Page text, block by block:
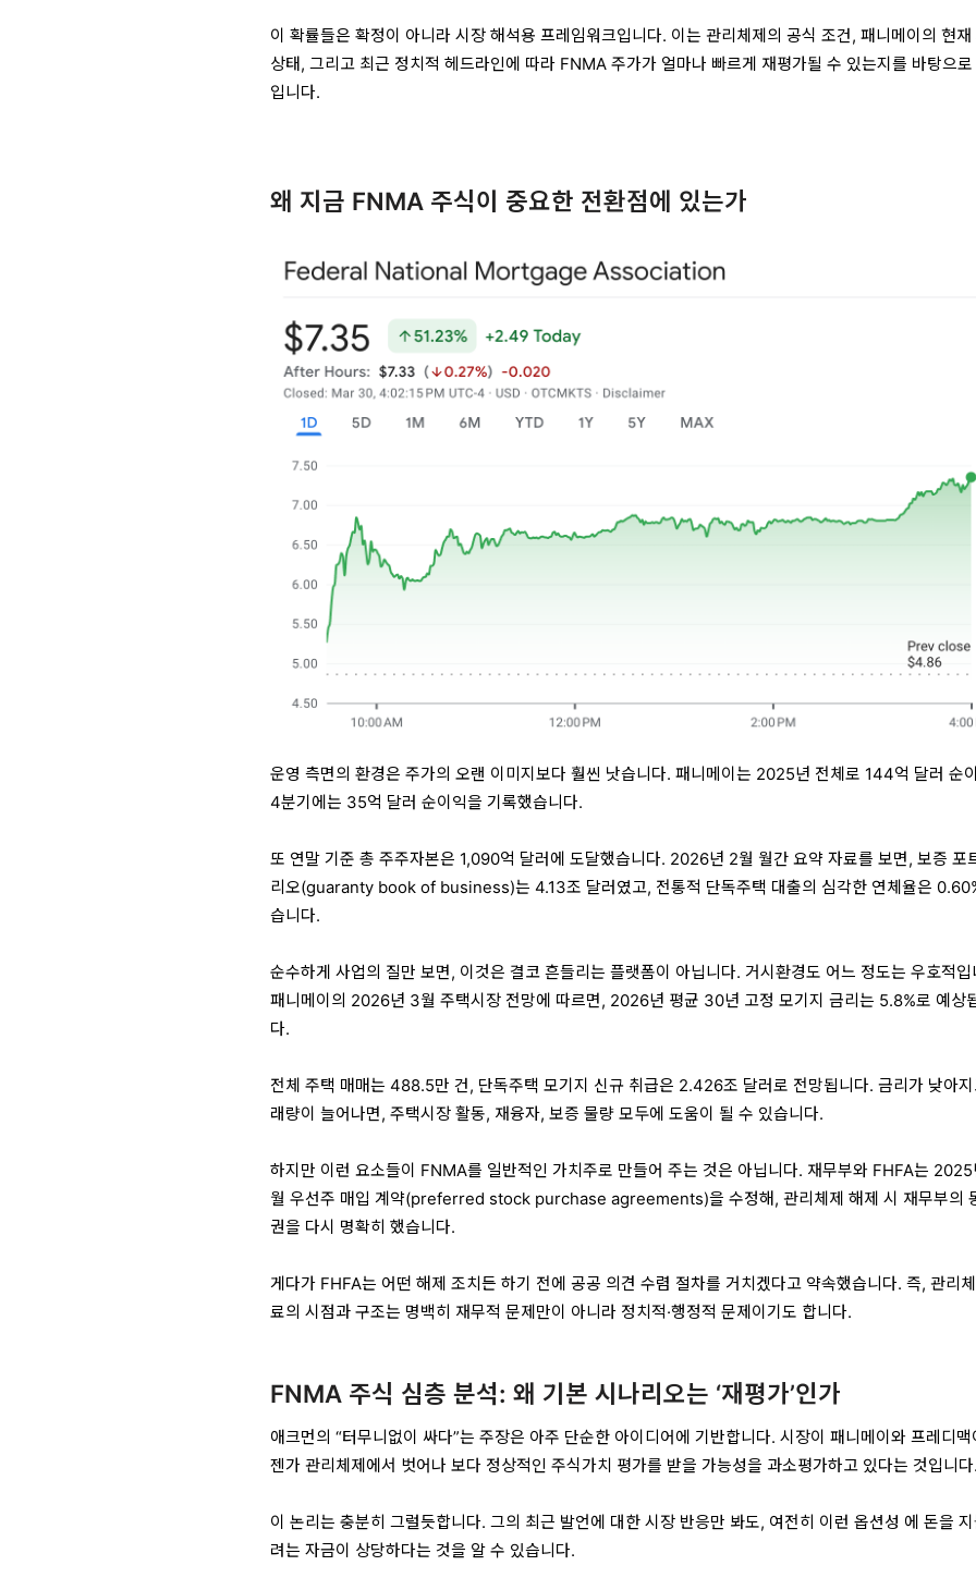
이 확률들은 확정이 아니라시장 해석용 프레임워크입니다. 이는 관리체제의 공식 조건, 패니메이의 현재
상태, 그리고 최근 정치적 헤드라인에 따라 FNMA 주가가 얼마나 빠르게 재평가될 수 있는지를 바탕으
입니다.
왜 지금 FNMA 주식이 중요한 전환점에 있는가
운영 측면의 환경은 주가의 오랜 이미지보다 훨씬 낫습니다. 패니메이는 2025년 전체로 144억 달러 순
4분기에는 35억 달러 순이익을 기록했습니다.
또 연말 기준 총 주주자본은 1,090억 달러 에 도달했습니다. 2026년 2월 월간 요약 자료를 보면, 보증 포
리오(guaranty book of business)는4.13조 달러 였고, 전통적 단독주택 대출의 심각한 연체율은
습니다.
순수하게 사업의 질만 보면, 이것은 결코 흔들리는 플랫폼이 아닙니다. 거시환경도 어느 정도는 우호적입
패니메이의 2026년 3월 주택시장 전망에 따르면, 2026년 평균 30년 고정 모기지 금리는 5.8%로 예상
다.
전체 주택 매매는488.5만 건, 단독주택 모기지 신규 취급은 2.426조 달러로 전망됩니다. 금리가 낮아지
래량이 늘어나면, 주택시장 활동, 재융자, 보증 물량 모두에 도움이 될 수 있습니다.
하지만 이런 요소들이 FNMA를 일반적인 가치주로 만들어 주는 것은 아닙니다. 재무부와 FHFA는 2025
월 우선주 매입 계약(preferred stock purchase agreements)을 수정해, 관리체제 해제 시 재무부의
권을 다시 명확히 했습니다.
게다가 FHFA는 어떤 해제 조치든 하기 전에공공 의견 수렴 절차를 거치겠다고 약속했습니다. 즉, 관리
료의 시점과 구조는 명백히 재무적 문제만이 아니라 정치적·행정적 문제 이기도 합니다.
FNMA 주식 심층 분석: 왜 기본 시나리오는 ‘재평가’인가
애크먼의 “터무니없이 싸다”는 주장은 아주 단순한 아이디어에 기반합니다. 시장이 패니메이와 프레디맥
젠가 관리체제에서 벗어나보다 정상적인 주식가치 평가를 받을 가능성을 과소평가하고 있다는 것입니다.
이 논리는 충분히 그럴듯합니다. 그의 최근 발언에 대한 시장 반응만 봐도, 여전히 이런옵션성 에 돈을
려는 자금이 상당하다는 것을 알 수 있습니다.